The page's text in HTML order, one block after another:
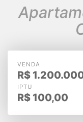
VENDA
R$
IPTU
R$ 100,00